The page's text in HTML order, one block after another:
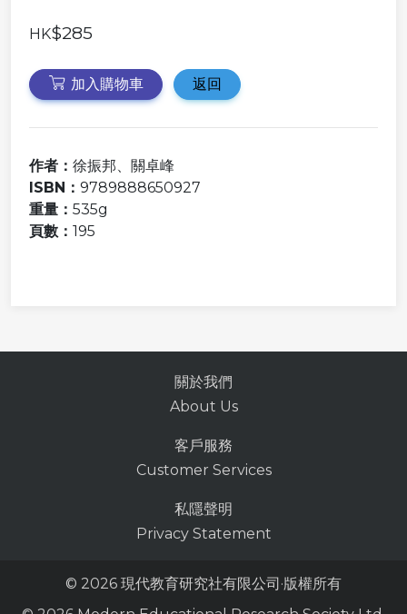
HK$285
加入購物車 返回
作者： 徐振邦、關卓峰
ISBN： 9789888650927
重量： 535g
頁數： 195
關於我們
About Us
客戶服務
Customer Services
私隱聲明
Privacy Statement
© 2026 現代教育研究社有限公司·版權所有